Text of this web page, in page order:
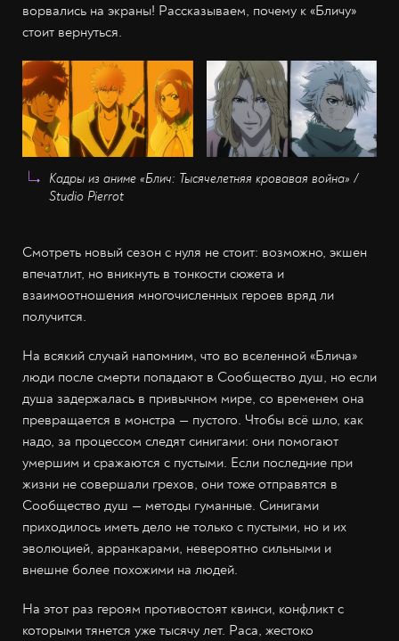
ворвались на экраны! Рассказываем, почему к «Бличу»
стоит вернуться.
Кадры из аниме «Блич: Тысячелетняя кровавая война» /
Studio Pierrot
Смотреть новый сезон с нуля не стоит: возможно, экшен
впечатлит, но вникнуть в тонкости сюжета и
взаимоотношения многочисленных героев вряд ли
получится.
На всякий случай напомним, что во вселенной «Блича»
люди после смерти попадают в Сообщество душ, но если
душа задержалась в привычном мире, со временем она
превращается в монстра — пустого. Чтобы всё шло, как
надо, за процессом следят синигами: они помогают
умершим и сражаются с пустыми. Если последние при
жизни не совершали грехов, они тоже отправятся в
Сообщество душ — методы гуманные. Синигами
приходилось иметь дело не только с пустыми, но и их
эволюцией, арранкарами, невероятно сильными и
внешне более похожими на людей.
На этот раз героям противостоят квинси, конфликт с
которыми тянется уже тысячу лет. Раса, жестоко